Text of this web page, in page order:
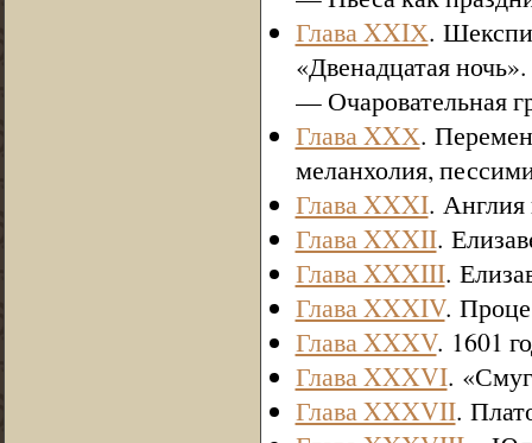
Глава XXIХ.
«Двенадцатая
— Очаровательная
Глава XXХ.
меланхолия,
Глава XXXI. Англия
Глава XXXII.
Глава XXXIII.
Глава XXXIV.
Глава XXXV. 1601
Глава XXXVI.
Глава XXXVII.